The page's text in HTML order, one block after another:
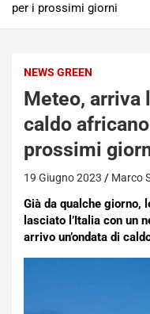
per i prossimi giorni
NEWS GREEN
Meteo, arriva
caldo
prossimi
19 Giugno 2023 Marco
Già da qualche giorno,
lasciato l’Italia con un
arrivo un’ondata di